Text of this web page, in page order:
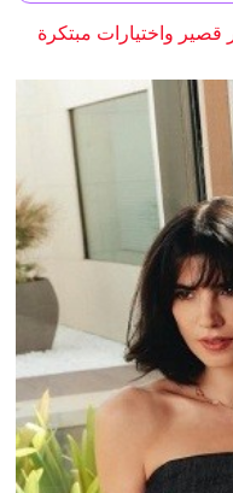
واختيارات مبتكرة